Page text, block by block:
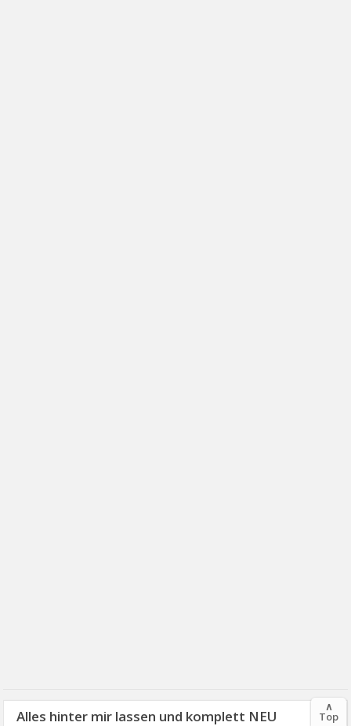
Alles hinter mir lassen und komplett NEU
∧
Top